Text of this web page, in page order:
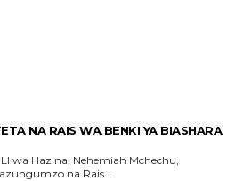
NA RAIS WA BENKI YA BIASHARA
na Rais...